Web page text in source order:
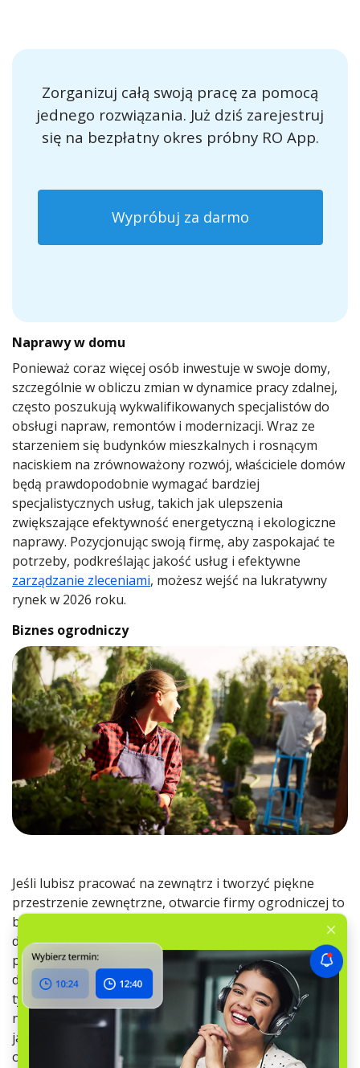
Zorganizuj całą swoją pracę za pomocą
jednego rozwiązania. Już dziś zarejestruj
się na bezpłatny okres próbny RO App.
Wypróbuj za darmo
Naprawy w domu
Ponieważ coraz więcej osób inwestuje w swoje domy,
szczególnie w obliczu zmian w dynamice pracy zdalnej,
często poszukują wykwalifikowanych specjalistów do
obsługi napraw, remontów i modernizacji. Wraz ze
starzeniem się budynków mieszkalnych i rosnącym
naciskiem na zrównoważony rozwój, właściciele domów
będą prawdopodobnie wymagać bardziej
specjalistycznych usług, takich jak ulepszenia
zwiększające efektywność energetyczną i ekologiczne
naprawy. Pozycjonując swoją firmę, aby zaspokajać te
potrzeby, podkreślając jakość usług i efektywne
zarządzanie zleceniami, możesz wejść na lukratywny
rynek w 2026 roku.
Biznes ogrodniczy
Jeśli lubisz pracować na zewnątrz i tworzyć piękne
przestrzenie zewnętrzne, otwarcie firmy ogrodniczej to
biznes, którego powinieneś spróbować. Właściciele
domów i przedsiębiorstwa zawsze potrzebują, aby ich
przestrzenie zewnętrzne wyglądały atrakcyjnie i były
dobrze utrzymane — nie musisz martwić się o popyt w
tym obszarze. Koszty początkowe? Są stosunkowo
niskie, ponieważ głównie potrzebujesz sprzętu, takiego
jak kosiarki, podkaszarki, narzędzia ręczne i
oprogramowanie do zarządzania firmą ogrodniczą.